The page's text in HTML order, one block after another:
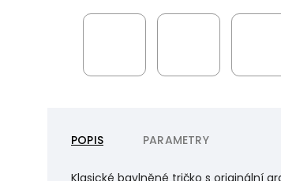
POPIS PARAMETRY
Klasické bavlněné tričko s originální